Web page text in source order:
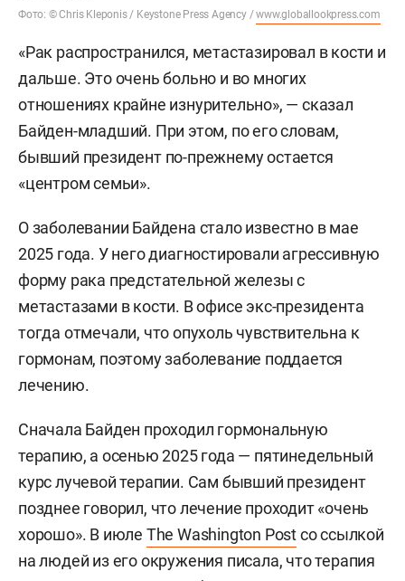
Фото: © Chris Kleponis / Keystone Press Agency /www.globallookpress.com
«Рак распространился, метастазировал в кости и
дальше. Это очень больно и во многих
отношениях крайне изнурительно», — сказал
Байден-младший. При этом, по его словам,
бывший президент по-прежнему остается
«центром семьи».
О заболевании Байдена стало известно в мае
2025 года. У него диагностировали агрессивную
форму рака предстательной железы с
метастазами в кости. В офисе экс-президента
тогда отмечали, что опухоль чувствительна к
гормонам, поэтому заболевание поддается
лечению.
Сначала Байден проходил гормональную
терапию, а осенью 2025 года — пятинедельный
курс лучевой терапии. Сам бывший президент
позднее говорил, что лечение проходит «очень
хорошо». В июле The Washington Postсо ссылкой
на людей из его окружения писала, что терапия